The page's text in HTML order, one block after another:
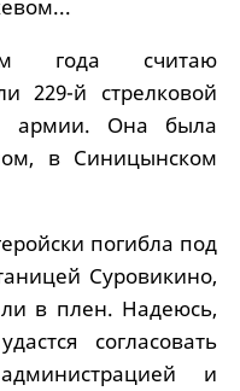
года считаю
229-й стрелковой
армии. Она была
в Синицынском
погибла под
Суровикино,
в плен. Надеюсь,
согласовать
и